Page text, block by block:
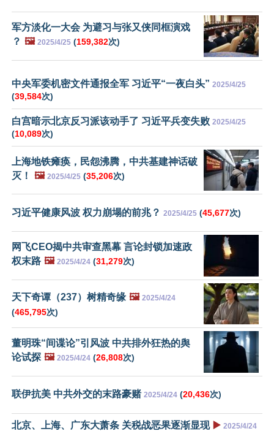
军方淡化一大会 为避习与张又侠同框演戏
？ 🖼️ 2025/4/25 (159,382次)
中央军委机密文件通报全军 习近平“一夜白头” 2025/4/25
(39,584次)
白宫暗示北京反习派该动手了 习近平兵变失败 2025/4/25
(10,089次)
上海地铁瘫痪，民怨沸腾，中共基建神话破
灭！
🖼️ 2025/4/25 (35,206次)
习近平健康风波 权力崩塌的前兆？ 2025/4/25 (45,677次)
网飞CEO揭中共审查黑幕 言论封锁加速政
权末路 🖼️ 2025/4/24 (31,279次)
天下奇谭（237）树精奇缘 🖼️ 2025/4/24
(465,795次)
董明珠“间谍论”引风波 中共排外狂热的舆
论试探 🖼️ 2025/4/24 (26,808次)
联伊抗美 中共外交的末路豪赌 2025/4/24 (20,436次)
北京、上海、广东大萧条 关税战恶果逐渐显现 ▶️ 2025/4/24